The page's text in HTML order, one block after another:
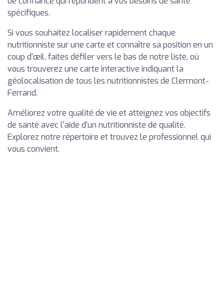
spécifiques.
Si vous souhaitez localiser rapidement chaque
nutritionniste sur une carte et connaître sa position en un
coup d'œil, faites défiler vers le bas de notre liste, où
vous trouverez une carte interactive indiquant la
géolocalisation de tous les nutritionnistes de Clermont-
Ferrand.
Améliorez votre qualité de vie et atteignez vos objectifs
de santé avec l'aide d'un nutritionniste de qualité.
Explorez notre répertoire et trouvez le professionnel qui
vous convient.